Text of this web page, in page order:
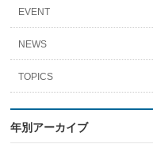
EVENT
NEWS
TOPICS
年別アーカイブ